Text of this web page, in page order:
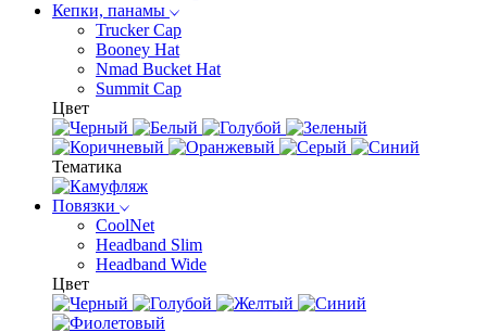
Кепки, панамы
Trucker Cap
Booney Hat
Nmad Bucket Hat
Summit Cap
Цвет
Тематика
Повязки
CoolNet
Headband Slim
Headband Wide
Цвет